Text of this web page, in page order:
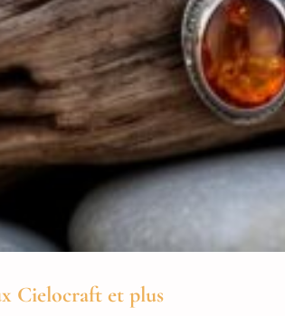
Cielocraft et plus